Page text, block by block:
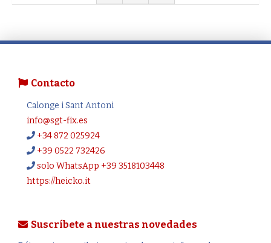
Contacto
Calonge i Sant Antoni
info@sgt-fix.es
+34 872 025924
+39 0522 732426
solo WhatsApp +39 3518103448
https://heicko.it
Suscríbete a nuestras novedades